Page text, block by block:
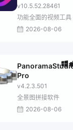
Ultimate
v10.5.52.28461
功能全面的视频工具
2026-08-06
Pro
v4.2.3.501
全景图拼接软件
2026-08-06